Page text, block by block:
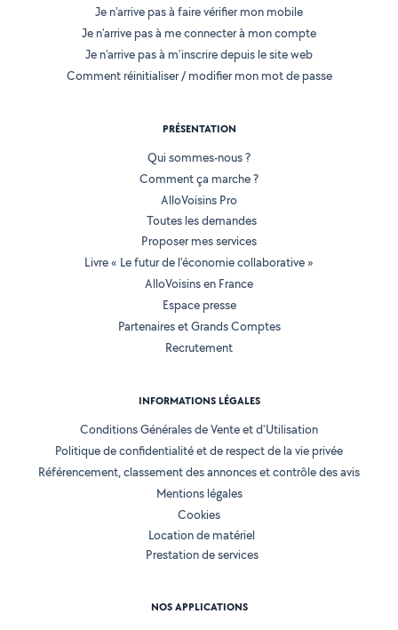
Je n'arrive pas à faire vérifier mon mobile
Je n'arrive pas à me connecter à mon compte
Je n'arrive pas à m'inscrire depuis le site web
Comment réinitialiser / modifier mon mot de passe
PRÉSENTATION
Qui sommes-nous ?
Comment ça marche ?
AlloVoisins Pro
Toutes les demandes
Proposer mes services
Livre « Le futur de l'économie collaborative »
AlloVoisins en France
Espace presse
Partenaires et Grands Comptes
Recrutement
INFORMATIONS LÉGALES
Conditions Générales de Vente et d'Utilisation
Politique de confidentialité et de respect de la vie privée
Référencement, classement des annonces et contrôle des avis
Mentions légales
Cookies
Location de matériel
Prestation de services
NOS APPLICATIONS